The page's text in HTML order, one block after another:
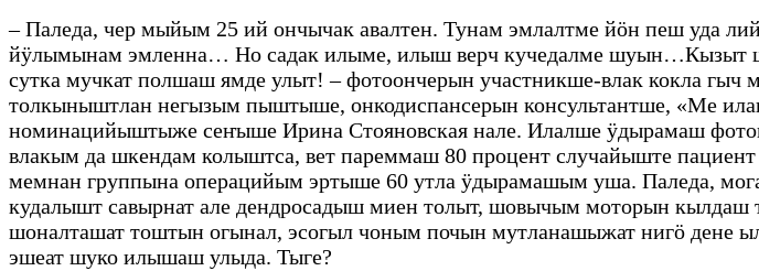
– Паледа, чер мыйым 25 ий ончычак авалтен. Тунам эмлалтме йӧн пеш уда
йӱлымынам эмленна… Но садак илыме, илыш верч кучедалме шуын…Кызыт
сутка мучкат полшаш ямде улыт! – фотоончерын участникше-влак кокла
толкыныштлан негызым пыштыше, онкодиспансерын консультантше, «Ме
номинацийыштыже сеҥыше Ирина Стояновская нале. Илалше ӱдырамаш
влакым да шкендам колыштса, вет пареммаш 80 процент случайыште
мемнан группына операцийым эртыше 60 утла ӱдырамашым уша. Паледа,
кудалышт савырнат але дендросадыш миен толыт, шовычым моторын
шоналташат тоштын огынал, эсогыл чоным почын мутланашыжат нигӧ
эшеат шуко илышаш улыда. Тыге?